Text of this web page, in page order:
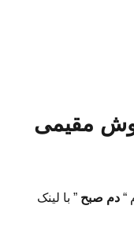
مقیمی
“ دم صبح ” با لینک